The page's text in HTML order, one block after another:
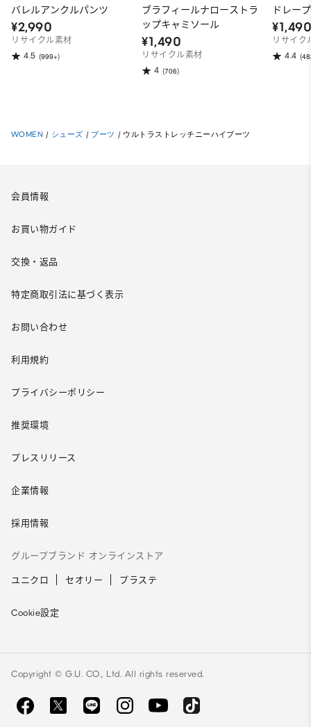
バレルアンクルパンツ
¥2,990
リサイクル素材
4.5 (999+)
ブラフィールナローストラ
ップキャミソール
¥1,490
リサイクル素材
4 (706)
ドレー
リサイク
4.4
WOMEN / シューズ / ブーツ / ウルトラストレッチニーハイブーツ
会員情報
お買い物ガイド
交換・返品
特定商取引法に基づく表示
お問い合わせ
利用規約
プライバシーポリシー
推奨環境
プレスリリース
企業情報
採用情報
グループブランド オンラインストア
ユニクロ セオリー プラステ
Cookie設定
Copyright © G.U. CO., Ltd. All rights reserved.